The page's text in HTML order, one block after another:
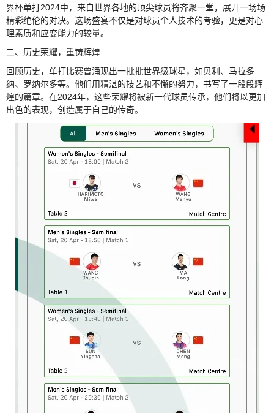
界杯单打2024中，来自世界各地的顶尖球员将齐聚一堂，展开一场场
精彩绝伦的对决。这场盛宴不仅是对球员个人技术的考验，更是对心
理素质和应变能力的较量。
二、历史荣耀，重铸辉煌
回顾历史，单打比赛曾涌现出一批批世界级球星，如贝利、马拉多
纳、罗纳尔多等。他们用精湛的技艺和不懈的努力，书写了一段段辉
煌的篇章。在2024年，这些荣耀将被新一代球员传承，他们将以更加
出色的表现，创造属于自己的传奇。